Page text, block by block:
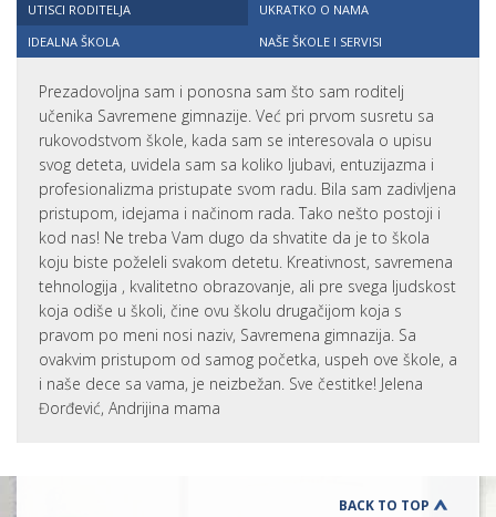
UTISCI RODITELJA
UKRATKO O NAMA
IDEALNA ŠKOLA
NAŠE ŠKOLE I SERVISI
Prezadovoljna sam i ponosna sam što sam roditelj
učenika Savremene gimnazije. Već pri prvom susretu sa
rukovodstvom škole, kada sam se interesovala o upisu
svog deteta, uvidela sam sa koliko ljubavi, entuzijazma i
profesionalizma pristupate svom radu. Bila sam zadivljena
pristupom, idejama i načinom rada. Tako nešto postoji i
kod nas! Ne treba Vam dugo da shvatite da je to škola
koju biste poželeli svakom detetu. Kreativnost, savremena
tehnologija , kvalitetno obrazovanje, ali pre svega ljudskost
koja odiše u školi, čine ovu školu drugačijom koja s
pravom po meni nosi naziv, Savremena gimnazija. Sa
ovakvim pristupom od samog početka, uspeh ove škole, a
i naše dece sa vama, je neizbežan. Sve čestitke! Jelena
Đorđević, Andrijina mama
BACK TO TOP